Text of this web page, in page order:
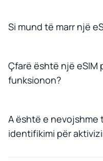
Si mund të marr një
Çfarë është një eSIM
funksionon?
A është e
identifikimi për